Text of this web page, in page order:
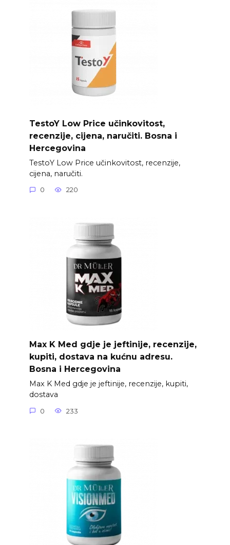
TestoY Low Price učinkovitost,
recenzije, cijena, naručiti. Bosna i
Hercegovina
TestoY Low Price učinkovitost, recenzije,
cijena, naručiti.
0 220
Max K Med gdje je jeftinije, recenzije,
kupiti, dostava na kućnu adresu.
Bosna i Hercegovina
Max K Med gdje je jeftinije, recenzije, kupiti,
dostava
0 233